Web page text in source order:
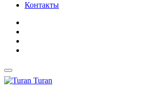
Контакты
Turan